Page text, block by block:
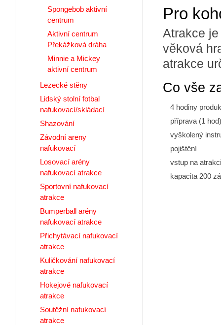
Pro
Atrakce
věková
atrakce
Co vše
4 hodiny
příprava (1
vyškolený
pojištění
vstup na
kapacita 200
Spongebob aktivní
centrum
Aktivní centrum
Překážková dráha
Minnie a Mickey
aktivní centrum
Lezecké stěny
Lidský stolní fotbal
nafukovací/skládací
Shazování
Závodní areny
nafukovací
Losovací arény
nafukovací atrakce
Sportovní nafukovací
atrakce
Bumperball arény
nafukovací atrakce
Přichytávací nafukovací
atrakce
Kuličkování nafukovací
atrakce
Hokejové nafukovací
atrakce
Soutěžní nafukovací
atrakce